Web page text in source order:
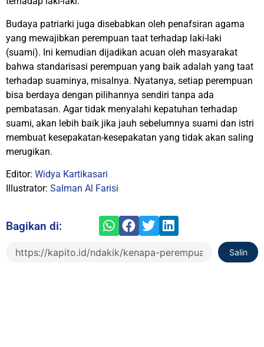
Budaya patriarki juga disebabkan oleh penafsiran agama
yang mewajibkan perempuan taat terhadap laki-laki
(suami). Ini kemudian dijadikan acuan oleh masyarakat
bahwa standarisasi perempuan yang baik adalah yang taat
terhadap suaminya, misalnya. Nyatanya, setiap perempuan
bisa berdaya dengan pilihannya sendiri tanpa ada
pembatasan. Agar tidak menyalahi kepatuhan terhadap
suami, akan lebih baik jika jauh sebelumnya suami dan istri
membuat kesepakatan-kesepakatan yang tidak akan saling
merugikan.
Editor: Widya Kartikasari
Illustrator: Salman Al Farisi
Bagikan di:
Salin